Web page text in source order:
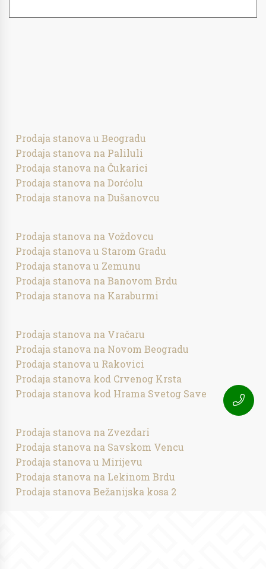
Prodaja stanova u Beogradu
Prodaja stanova na Paliluli
Prodaja stanova na Čukarici
Prodaja stanova na Dorćolu
Prodaja stanova na Dušanovcu
Prodaja stanova na Voždovcu
Prodaja stanova u Starom Gradu
Prodaja stanova u Zemunu
Prodaja stanova na Banovom Brdu
Prodaja stanova na Karaburmi
Prodaja stanova na Vračaru
Prodaja stanova na Novom Beogradu
Prodaja stanova u Rakovici
Prodaja stanova kod Crvenog Krsta
Prodaja stanova kod Hrama Svetog Save
Prodaja stanova na Zvezdari
Prodaja stanova na Savskom Vencu
Prodaja stanova u Mirijevu
Prodaja stanova na Lekinom Brdu
Prodaja stanova Bežanijska kosa 2